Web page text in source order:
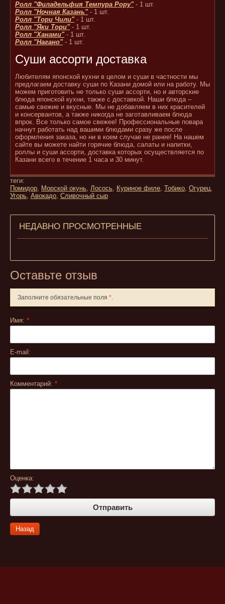
Ролл "Филадельфия Темпура Рору"- 1 шт.
Ролл "Ночная Казань"- 1 шт.
Ролл "Тори Чили"- 1 шт.
Ролл "Яки Тори"- 1 шт.
Ролл "Ханами"- 1 шт.
Ролл "Нагано"- 1 шт.
Суши ассорти доставка
Любителям японской кухни в целом и суши в частности мы
предлагаем доставку суши по Казани домой или на работу. Мы
можем приготовить не только суши ассорти, но и авторские
блюда японской кухни, также с доставкой. Наши блюда –
самые свежие и вкусные. Мы не добавляем в них красителей
и консервантов, а также никогда не заготавливаем блюда
впрок. Все только самое свежее! Профессиональные повара
начнут работать над вашими блюдами сразу же после
оформления заказа, но ни в коем случае не ранее! На нашем
сайте вы можете найти горячие блюда, салаты и напитки,
роллы и суши ассорти, доставка которых осуществляется по
Казани всего в течение 1 часа и 30 минут.
теги:
Помидор, Морской окунь, Лосось, Куриное филе, Тобико, Огурец,
Угорь, Авокадо, Сливочный сыр
НЕДАВНО ПРОСМОТРЕННЫЕ
Оставьте отзыв
Заполните обязательные поля *.
Имя: *
E-mail:
Комментарий: *
Оценка:
Назад